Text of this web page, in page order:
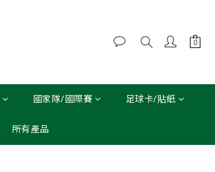
國家隊/國際賽 足球卡/貼紙
所有產品